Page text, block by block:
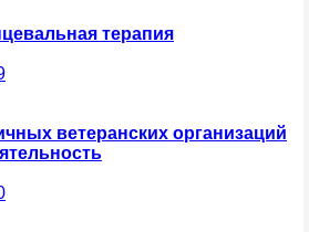
терапия
ветеранских организаций